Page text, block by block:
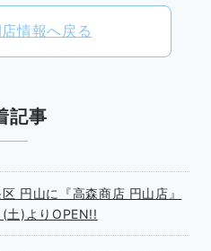
情報へ戻る
記事
円山に『高森商店 円山店』
)よりOPEN!!